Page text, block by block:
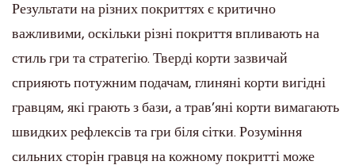
Результати на різних покриттях є критично
важливими, оскільки різні покриття впливають на
стиль гри та стратегію. Тверді корти зазвичай
сприяють потужним подачам, глиняні корти вигідні
гравцям, які грають з бази, а трав’яні корти вимагають
швидких рефлексів та гри біля сітки. Розуміння
сильних сторін гравця на кожному покритті може